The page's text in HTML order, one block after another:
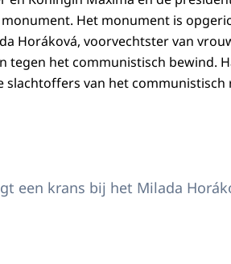
Het monument is
Horáková, voorvechtster van
tegen het communistisch bewind.
slachtoffers van het communistisch
bij het Milada Horáková monument
een krans bij het Milada